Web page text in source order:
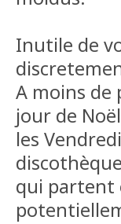
Inutile de
A moins de
jour de
les
qui partent